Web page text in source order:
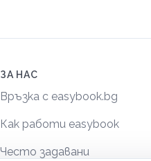
ЗА НАС
Връзка с easybook.bg
Как работи easybook
Често задавани